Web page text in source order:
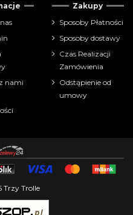
nami
Zakupy
Sposoby Płatności
Sposoby dostawy
Czas Realizacji
Zamówienia
Odstąpienie od
umowy
Trzy Trolle